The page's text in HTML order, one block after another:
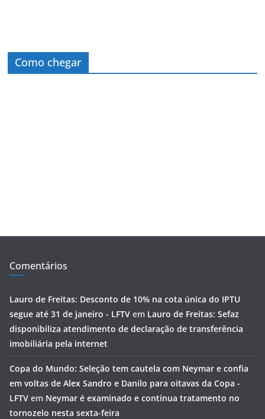
Como chegar
Comentários
Lauro de Freitas: Desconto de 10% na cota única do IPTU
segue até 31 de janeiro - LFTV em Lauro de Freitas: Sefaz
disponibiliza atendimento de declaração de transferência
imobiliária pela internet
Copa do Mundo: Seleção tem cautela com Neymar e confia
em voltas de Alex Sandro e Danilo para oitavas da Copa -
LFTV em Neymar é examinado e continua tratamento no
tornozelo nesta sexta-feira